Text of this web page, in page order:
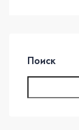
Поиск